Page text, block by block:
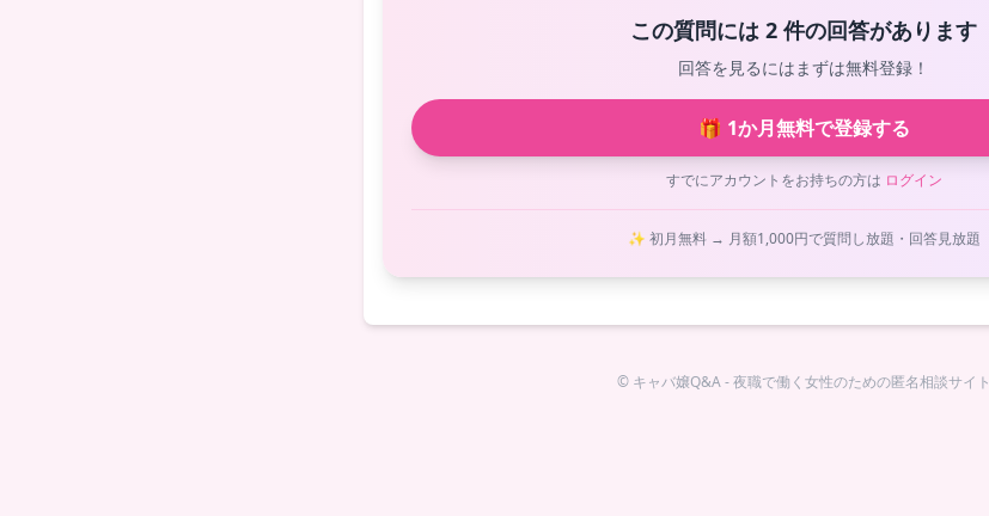
この質問には 2 件の回答があります
回答を見るにはまずは無料登録！
🎁 1か月無料で登録する
すでにアカウントをお持ちの方は ログイン
✨ 初月無料 → 月額1,000円で質問し放題・回答見放題
© キャバ嬢Q&A - 夜職で働く女性のための匿名相談サイト